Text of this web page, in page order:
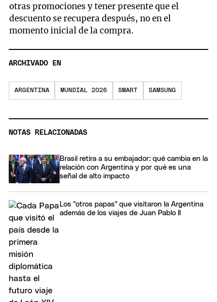
otras promociones y tener presente que el
descuento se recupera después, no en el
momento inicial de la compra.
ARCHIVADO EN
ARGENTINA MUNDIAL 2026 SMART SAMSUNG
NOTAS RELACIONADAS
Brasil retira a su embajador: qué cambia en la
relación con Argentina y por qué es una
señal de alto impacto
Los "otros papas" que visitaron la Argentina
además de los viajes de Juan Pablo II